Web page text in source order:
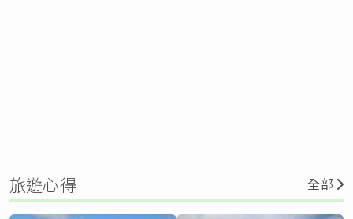
旅遊心得 全部